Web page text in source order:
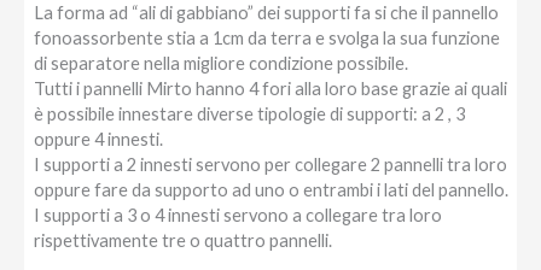
La forma ad “ali di gabbiano” dei supporti fa si che il pannello
fonoassorbente stia a 1cm da terra e svolga la sua funzione
di separatore nella migliore condizione possibile.
Tutti i pannelli Mirto hanno 4 fori alla loro base grazie ai quali
è possibile innestare diverse tipologie di supporti: a 2 , 3
oppure 4 innesti.
I supporti a 2 innesti servono per collegare 2 pannelli tra loro
oppure fare da supporto ad uno o entrambi i lati del pannello.
I supporti a 3 o 4 innesti servono a collegare tra loro
rispettivamente tre o quattro pannelli.